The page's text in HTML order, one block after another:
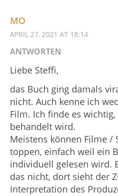
MO
APRIL 27, 2021 AT 18:14
ANTWORTEN
Liebe Steffi,
das Buch ging damals
nicht. Auch kenne ich
Film. Ich finde es
behandelt wird.
Meistens können Filme /
toppen, einfach weil ein
individuell gelesen wird.
das nicht, dort sieht der
Interpretation des